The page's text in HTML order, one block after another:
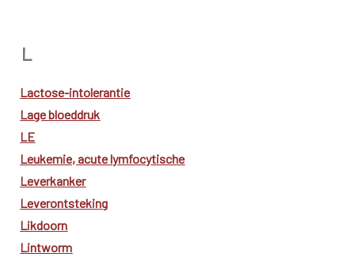
L
Lactose-intolerantie
Lage bloeddruk
LE
Leukemie, acute lymfocytische
Leverkanker
Leverontsteking
Likdoorn
Lintworm